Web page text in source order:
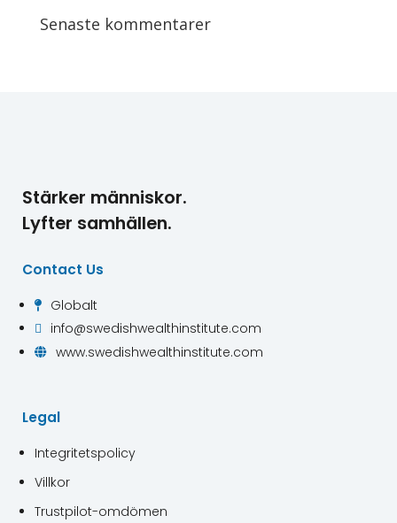
Senaste kommentarer
Stärker människor.
Lyfter samhällen.
Contact Us
 Globalt
 info@swedishwealthinstitute.com
 www.swedishwealthinstitute.com
Legal
Integritetspolicy
Villkor
Trustpilot-omdömen